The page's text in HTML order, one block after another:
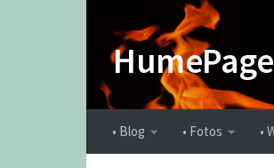
Zum Inhalt springen
• Blog • Fotos •